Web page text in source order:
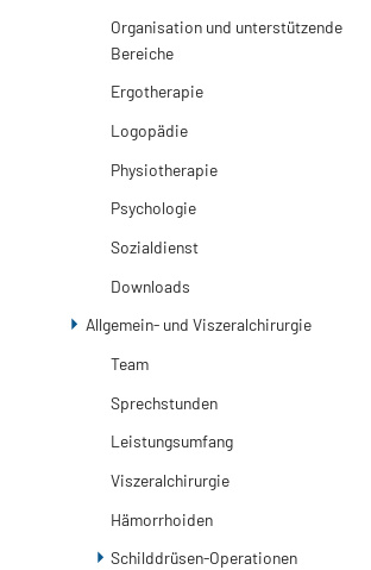
Organisation und unterstützende
Bereiche
Ergotherapie
Logopädie
Physiotherapie
Psychologie
Sozialdienst
Downloads
Allgemein- und Viszeralchirurgie
Team
Sprechstunden
Leistungsumfang
Viszeralchirurgie
Hämorrhoiden
Schilddrüsen-Operationen